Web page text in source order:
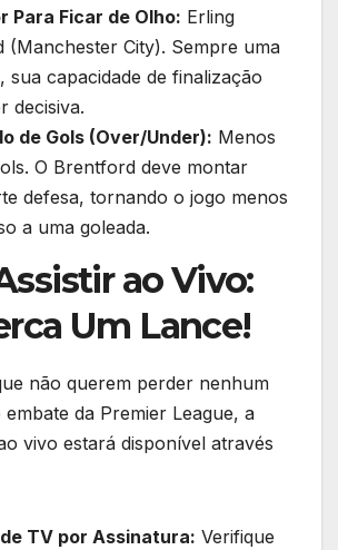
Para Ficar de Olho: Erling
(Manchester City). Sempre uma
sua capacidade de finalização
decisiva.
de Gols (Over/Under): Menos
O Brentford deve montar
defesa, tornando o jogo menos
a uma goleada.
ao Vivo:
Um Lance!
não querem perder nenhum
embate da Premier League, a
vivo estará disponível através
TV por Assinatura: Verifique